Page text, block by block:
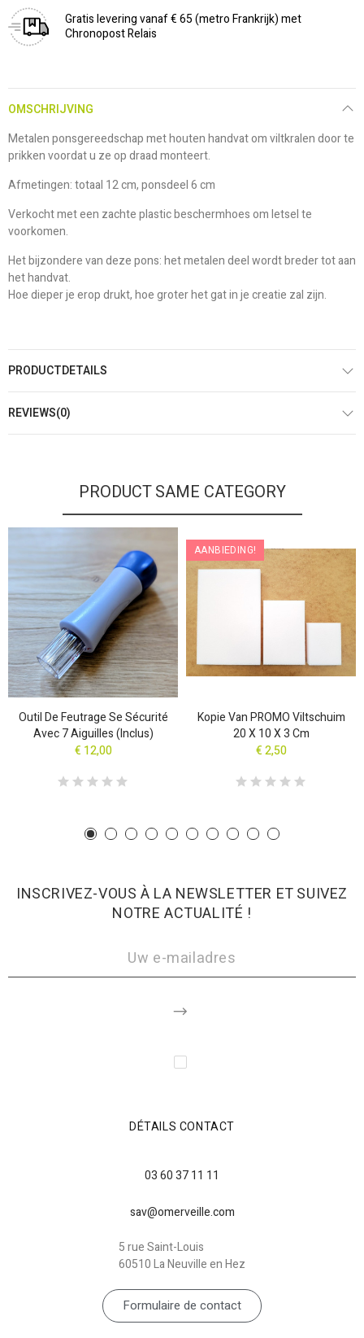
Gratis levering vanaf € 65 (metro Frankrijk) met
Chronopost Relais
OMSCHRIJVING
Metalen ponsgereedschap met houten handvat om viltkralen door te
prikken voordat u ze op draad monteert.
Afmetingen: totaal 12 cm, ponsdeel 6 cm
Verkocht met een zachte plastic beschermhoes om letsel te
voorkomen.
Het bijzondere van deze pons: het metalen deel wordt breder tot aan
het handvat.
Hoe dieper je erop drukt, hoe groter het gat in je creatie zal zijn.
PRODUCTDETAILS
REVIEWS(0)
PRODUCT SAME CATEGORY
Outil De Feutrage Se Sécurité
Avec 7 Aiguilles (inclus)
€ 12,00
AANBIEDING!
Kopie Van PROMO Viltschuim
20 X 10 X 3 Cm
€ 2,50
INSCRIVEZ-VOUS À LA NEWSLETTER ET SUIVEZ
NOTRE ACTUALITÉ !
DÉTAILS CONTACT
03 60 37 11 11
sav@omerveille.com
5 rue Saint-Louis
60510 La Neuville en Hez
Formulaire de contact